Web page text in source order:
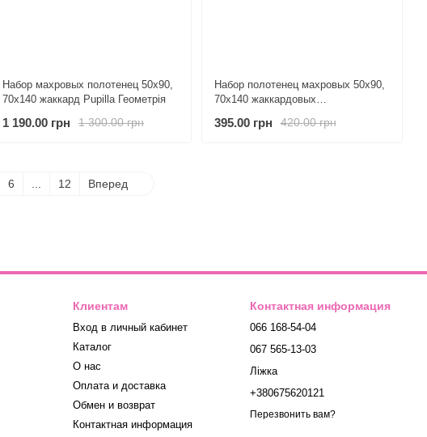
Набор махровых полотенец 50х90,
70х140 жаккард Pupilla Геометрія
1 300.00 грн
1 190.00 грн
Набор полотенец махровых 50х90,
70х140 жаккардовых
420.00 грн
395.00 грн
6 12 Вперед
Клиентам
Вход в личный кабинет
Каталог
О нас
Оплата и доставка
Обмен и возврат
Контактная информация
Контактная информация
066 168-54-04
067 565-13-03
Ліжка
+380675620121
Перезвонить вам?